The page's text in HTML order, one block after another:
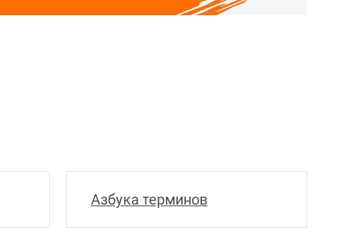
Азбука терминов